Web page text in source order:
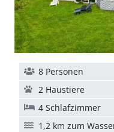
8 Personen
2 Haustiere
4 Schlafzimmer
1,2 km zum